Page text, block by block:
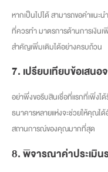
หากเป็นไปได้ สามารถขอคำแนะ
ที่ควรทำ มาตรการด้านการเงินเ
สำคัญเพิ่มเติมได้อย่างครบถ้วน
7. เปรียบเทียบข้อเสน
อย่าพึ่งขอรีบสินเชื่อที่แรกที่เพิ่งไ
ธนาคารหลายแห่งจะช่วยให้คุณไ
สถานการณ์ของคุณมากที่สุด
8. พิจารณาค่าประเมิน